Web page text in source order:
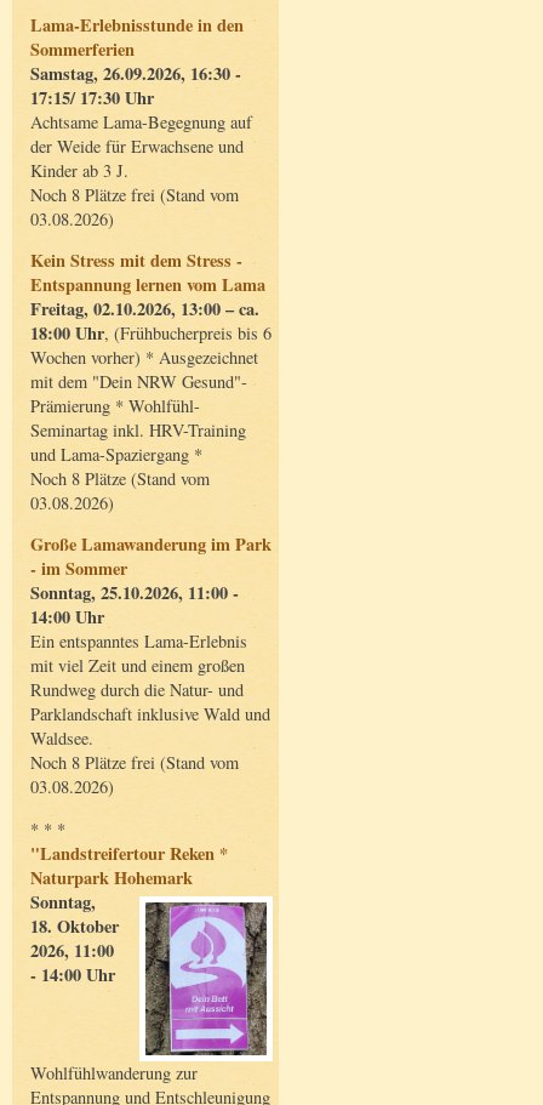
Lama-Erlebnisstunde in den
Sommerferien
Samstag, 26.09.2026, 16:30 -
17:15/ 17:30 Uhr
Achtsame Lama-Begegnung auf
der Weide für Erwachsene und
Kinder ab 3 J.
Noch 8 Plätze frei (Stand vom
03.08.2026)
Kein Stress mit dem Stress -
Entspannung lernen vom Lama
Freitag, 02.10.2026, 13:00 – ca.
18:00 Uhr, (Frühbucherpreis bis 6
Wochen vorher) * Ausgezeichnet
mit dem "Dein NRW Gesund"-
Prämierung * Wohlfühl-
Seminartag inkl. HRV-Training
und Lama-Spaziergang *
Noch 8 Plätze (Stand vom
03.08.2026)
Große Lamawanderung im Park
- im Sommer
Sonntag, 25.10.2026, 11:00 -
14:00 Uhr
Ein entspanntes Lama-Erlebnis
mit viel Zeit und einem großen
Rundweg durch die Natur- und
Parklandschaft inklusive Wald und
Waldsee.
Noch 8 Plätze frei (Stand vom
03.08.2026)
* * *
"Landstreifertour Reken *
Naturpark Hohemark
Sonntag,
18. Oktober
2026, 11:00
- 14:00 Uhr
Wohlfühlwanderung zur
Entspannung und Entschleunigung